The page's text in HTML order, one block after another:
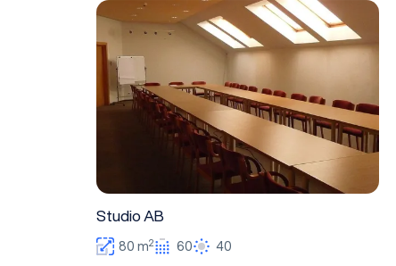
Studio AB
Studio AB
80 m2 60 40